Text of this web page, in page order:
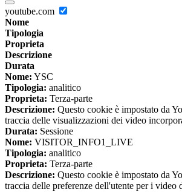
youtube.com
Nome
Tipologia
Proprieta
Descrizione
Durata
Nome: YSC
Tipologia: analitico
Proprieta: Terza-parte
Descrizione: Questo cookie è impostato da
traccia delle visualizzazioni dei video
Durata: Sessione
Nome: VISITOR_INFO1_LIVE
Tipologia: analitico
Proprieta: Terza-parte
Descrizione: Questo cookie è impostato da
traccia delle preferenze dell'utente per i video